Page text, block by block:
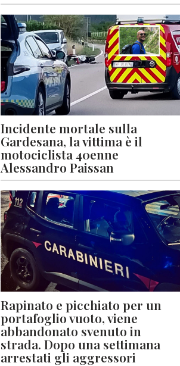
Incidente mortale sulla
Gardesana, la vittima è il
motociclista 40enne
Alessandro Paissan
Rapinato e picchiato per un
portafoglio vuoto, viene
abbandonato svenuto in
strada. Dopo una settimana
arrestati gli aggressori